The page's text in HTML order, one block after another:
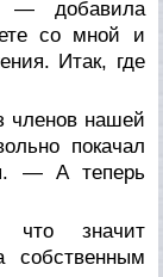
— добавила
со мной и
Итак, где
членов нашей
покачал
— А теперь
значит